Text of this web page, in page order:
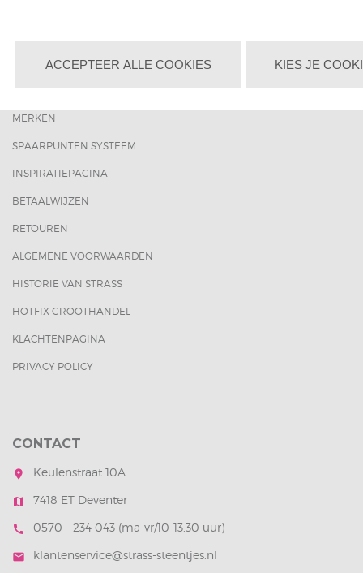
WORKSHOPS
MERKEN
SPAARPUNTEN SYSTEEM
INSPIRATIEPAGINA
BETAALWIJZEN
RETOUREN
ALGEMENE VOORWAARDEN
HISTORIE VAN STRASS
HOTFIX GROOTHANDEL
KLACHTENPAGINA
PRIVACY POLICY
CONTACT
room Keulenstraat 10A
map 7418 ET Deventer
call 0570 - 234 043 (ma-vr/10-13:30 uur)
mail klantenservice@strass-steentjes.nl
ACCEPTEER ALLE COOKIES KIES JE